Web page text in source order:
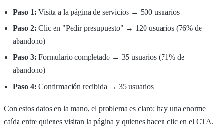
Paso 1: Visita a la página de servicios → 500 usuarios
Paso 2: Clic en "Pedir presupuesto" → 120 usuarios (76% de
abandono)
Paso 3: Formulario completado → 35 usuarios (71% de
abandono)
Paso 4: Confirmación recibida → 35 usuarios
Con estos datos en la mano, el problema es claro: hay una enorme
caída entre quienes visitan la página y quienes hacen clic en el CTA.